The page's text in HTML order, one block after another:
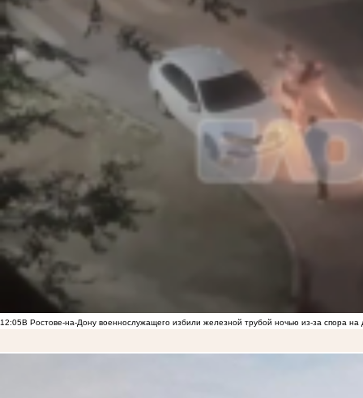
12:05В Ростове-на-Дону военнослужащего избили железной трубой ночью из-за спора на